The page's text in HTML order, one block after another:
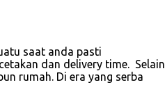
saat anda pasti
dan delivery time. Selain
rumah. Di era yang serba